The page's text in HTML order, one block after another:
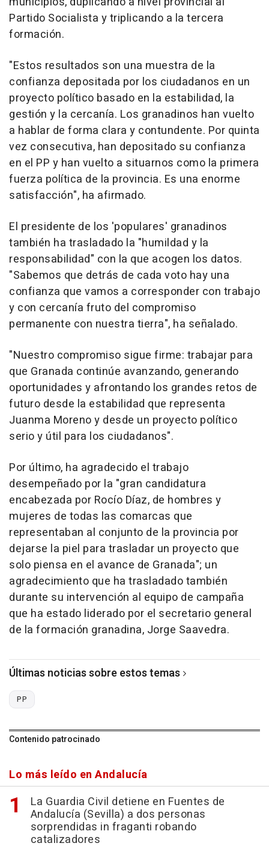
Partido Socialista y triplicando a la tercera
formación.
"Estos resultados son una muestra de la
confianza depositada por los ciudadanos en un
proyecto político basado en la estabilidad, la
gestión y la cercanía. Los granadinos han vuelto
a hablar de forma clara y contundente. Por quinta
vez consecutiva, han depositado su confianza
en el PP y han vuelto a situarnos como la primera
fuerza política de la provincia. Es una enorme
satisfacción", ha afirmado.
El presidente de los 'populares' granadinos
también ha trasladado la "humildad y la
responsabilidad" con la que acogen los datos.
"Sabemos que detrás de cada voto hay una
confianza que vamos a corresponder con trabajo
y con cercanía fruto del compromiso
permanente con nuestra tierra", ha señalado.
"Nuestro compromiso sigue firme: trabajar para
que Granada continúe avanzando, generando
oportunidades y afrontando los grandes retos de
futuro desde la estabilidad que representa
Juanma Moreno y desde un proyecto político
serio y útil para los ciudadanos".
Por último, ha agradecido el trabajo
desempeñado por la "gran candidatura
encabezada por Rocío Díaz, de hombres y
mujeres de todas las comarcas que
representaban al conjunto de la provincia por
dejarse la piel para trasladar un proyecto que
solo piensa en el avance de Granada"; un
agradecimiento que ha trasladado también
durante su intervención al equipo de campaña
que ha estado liderado por el secretario general
de la formación granadina, Jorge Saavedra.
Últimas noticias sobre estos temas
PP
Contenido patrocinado
Lo más leído en Andalucía
La Guardia Civil detiene en Fuentes de
Andalucía (Sevilla) a dos personas
sorprendidas in fraganti robando
catalizadores